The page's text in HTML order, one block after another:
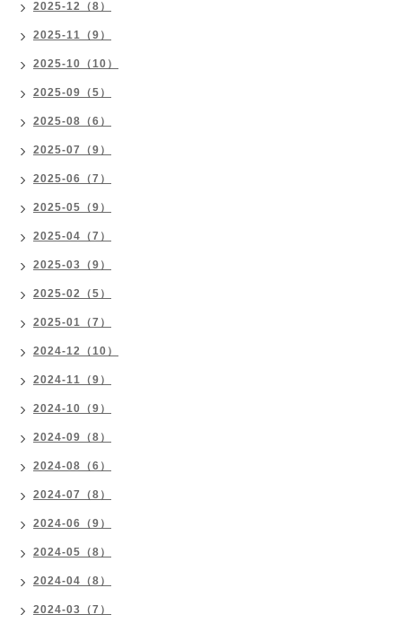
2025-12（8）
2025-11（9）
2025-10（10）
2025-09（5）
2025-08（6）
2025-07（9）
2025-06（7）
2025-05（9）
2025-04（7）
2025-03（9）
2025-02（5）
2025-01（7）
2024-12（10）
2024-11（9）
2024-10（9）
2024-09（8）
2024-08（6）
2024-07（8）
2024-06（9）
2024-05（8）
2024-04（8）
2024-03（7）